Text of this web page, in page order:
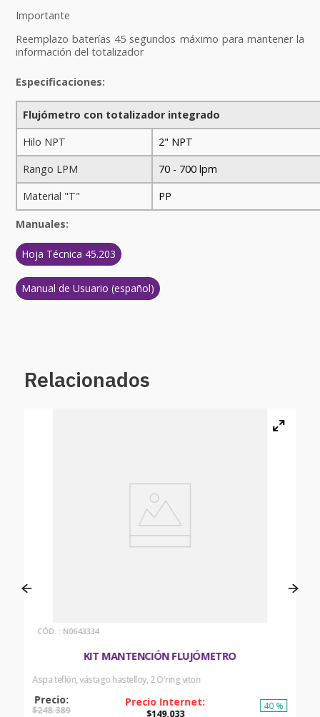
Importante
Reemplazo baterías 45 segundos máximo para mantener la
información del totalizador
Especificaciones:
Flujómetro con totalizador integrado
Hilo NPT
2" NPT
Rango LPM
70 - 700 lpm
Material "T"
PP
Manuales:
Hoja Técnica 45.203
Manual de Usuario (español)
Relacionados
: N0643334
KIT MANTENCIÓN FLUJÓMETRO
Aspa teflón, vástago hastelloy, 2 O'ring viton
$248.389 $149.033
40 %